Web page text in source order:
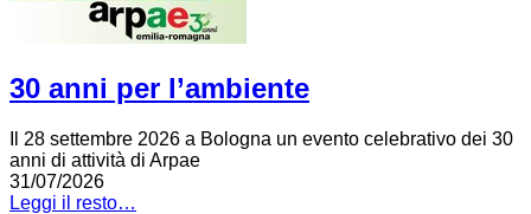
30 anni per l’ambiente
Il 28 settembre 2026 a Bologna un evento celebrativo dei 30
anni di attività di Arpae
31/07/2026
Leggi il resto…